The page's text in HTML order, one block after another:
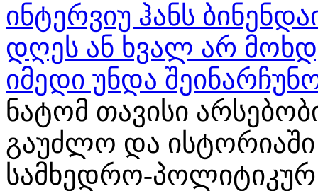
ინტერვიუ ჰანს
დღეს ან ხვალ არ
იმედი უნდა
ნატომ თავისი
გაუძლო და
სამხედრო-